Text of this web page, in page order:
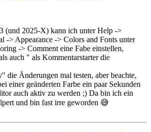
(und 2025-X) kann ich unter Help ->
-> Appearance -> Colors and Fonts unter
-> Comment eine Fabe einstellen,
auch " als Kommentarstarter die
die Änderungen mal testen, aber beachte,
einer geänderten Farbe ein paar Sekunden
auch aktiv zu werden ;) Da bin ich ein
und bin fast irre geworden 😅